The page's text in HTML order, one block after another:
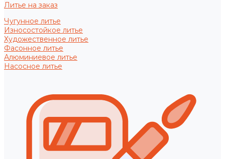
Литье на заказ
Чугунное литье
Износостойкое литье
Художественное литье
Фасонное литье
Алюминиевое литье
Насосное литье